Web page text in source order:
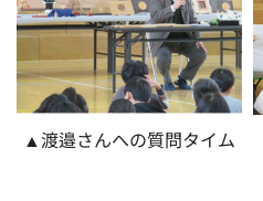
▲渡邉さんへの質問タイム